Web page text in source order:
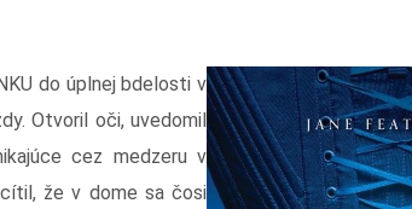
do úplnej bdelosti v
Otvoril oči, uvedomil
cez medzeru v
že v dome sa čosi